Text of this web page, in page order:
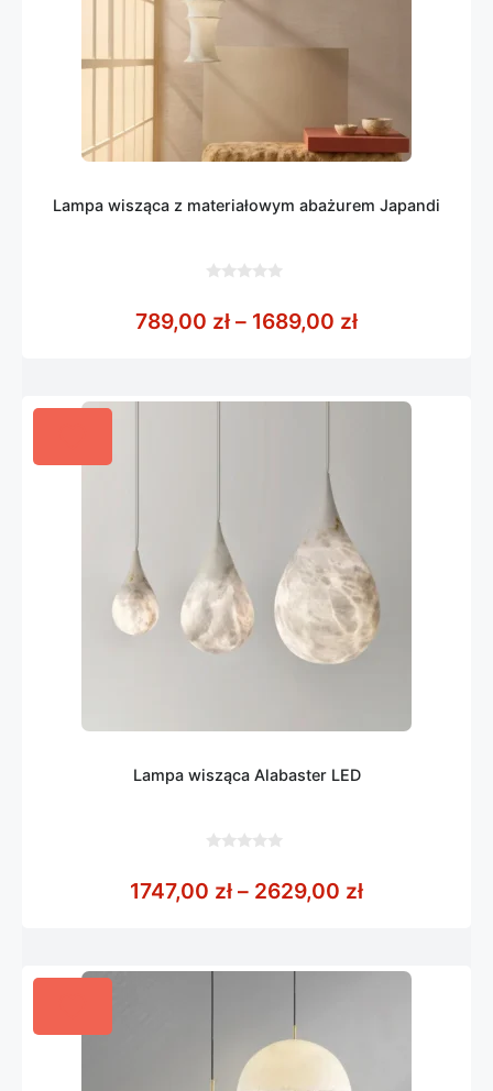
Lampa wisząca z materiałowym abażurem Japandi
5
789,00 zł – 1689,00 złZakres cen:
Lampa wisząca Alabaster LED
5
1747,00 zł – 2629,00 złZakres cen: